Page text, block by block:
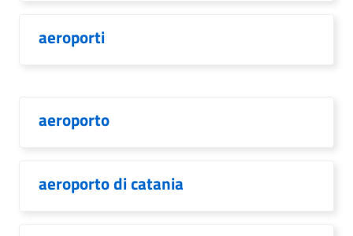
aeroporti
aeroporto
aeroporto di catania